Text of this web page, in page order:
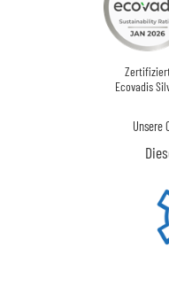
Ecovadis
Unsere